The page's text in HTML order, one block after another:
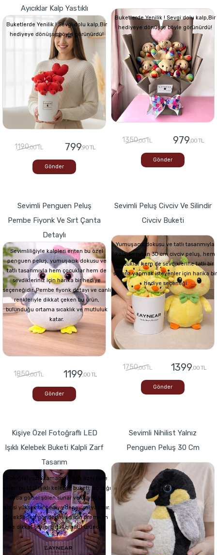
Ayıcıklar Kalp Yastıklı
Buketlerde Yenilik ! Sevgi dolu kalp,Bir
hediyeye dönüşse böyle görünürdü!
1190,00 TL 799,90 TL
Gönder
Buketlerde Yenilik ! Sevgi dolu kalp,Bir
hediyeye dönüşse böyle görünürdü!
1350,00 TL 979,00 TL
Gönder
Sevimli Penguen Peluş
Pembe Fiyonk Ve Sırt Çanta
Detaylı
Sevimliliğiyle kalpleri eriten bu özel
penguen peluş, yumuşacık dokusu ve
tatlı tasarımıyla hem çocuklar hem de
sevdikleriniz için harika bir hediye
seçeneğidir. Pembe fiyonk detayı ve canlı
renkleriyle dikkat çeken bu ürün,
bulunduğu ortama sıcaklık ve mutluluk
katar.
1850,00 TL 1199,00 TL
Gönder
Sevimli Peluş Civciv Ve Silindir
Civciv Buketi
Yumuşacık dokusu ve tatlı tasarımıyla
kalpleri ısıtan 30 cm civciv peluş, hem
çocuklar hem de sevdiklerine tatlı bir
sürpriz yapmak isteyenler için harika bir
hediye seçeneği
1750,00 TL 1399,00 TL
Gönder
Kişiye Özel Fotoğraflı LED
Işıklı Kelebek Buketi Kalpli Zarf
Tasarım
Fotoğrafınızla tamamen size özel hale
gelen bu LED ışıklı kelebek buketi, açıldığı
anda görsel şölen sunar ve duygusal
etkisi yüksek bir hediye deneyimi yaşatır.
ÇiçekSepeti gönderimleri için premium
ve dikkat çekici bir alternatif üründür
Sevimli Nihilist Yalnız
Penguen Peluş 30 Cm